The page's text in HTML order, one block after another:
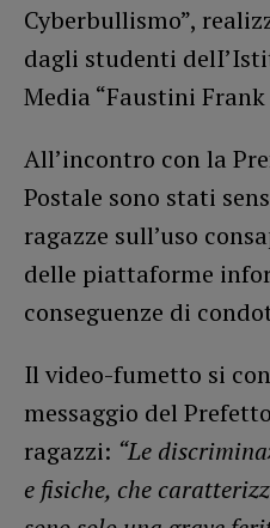
Cyberbullismo”,
dagli studenti
Media “Faustini
All’incontro con la
Postale sono stati
ragazze sull’uso
delle piattaforme
conseguenze di
Il video-fumetto si
messaggio del
ragazzi: “Le
e fisiche, che